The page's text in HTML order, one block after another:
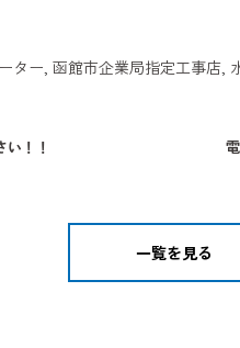
ター ,函館市企業局指定工事店
！！
一覧を見る